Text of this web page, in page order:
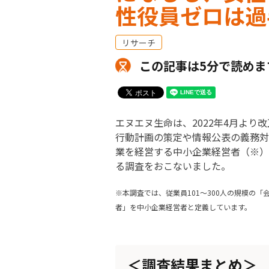
性役員ゼロは
リサーチ
この記事は5分で読め
エヌエヌ生命は、2022年4月より
⾏動計画の策定や情報公表の義務
業を経営する中小企業経営者（※
る調査をおこないました。
※本調査では、従業員101～300人の規模の「
者」を中小企業経営者と定義しています。
＜調査結果まとめ＞